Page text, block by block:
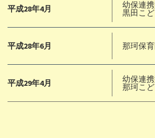
平成28年4月
幼保連
黒田こ
平成28年6月 那珂保
平成29年4月
幼保連
那珂こ